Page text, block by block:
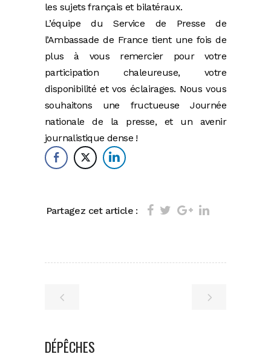
les sujets français et bilatéraux.
L’équipe du Service de Presse de
l’Ambassade de France tient une fois de
plus à vous remercier pour votre
participation chaleureuse, votre
disponibilité et vos éclairages. Nous vous
souhaitons une fructueuse Journée
nationale de la presse, et un avenir
journalistique dense !
Partagez cet article :
DÉPÊCHES